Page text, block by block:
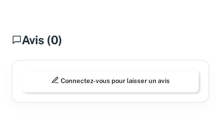
Avis (0)
Connectez-vous pour laisser un avis